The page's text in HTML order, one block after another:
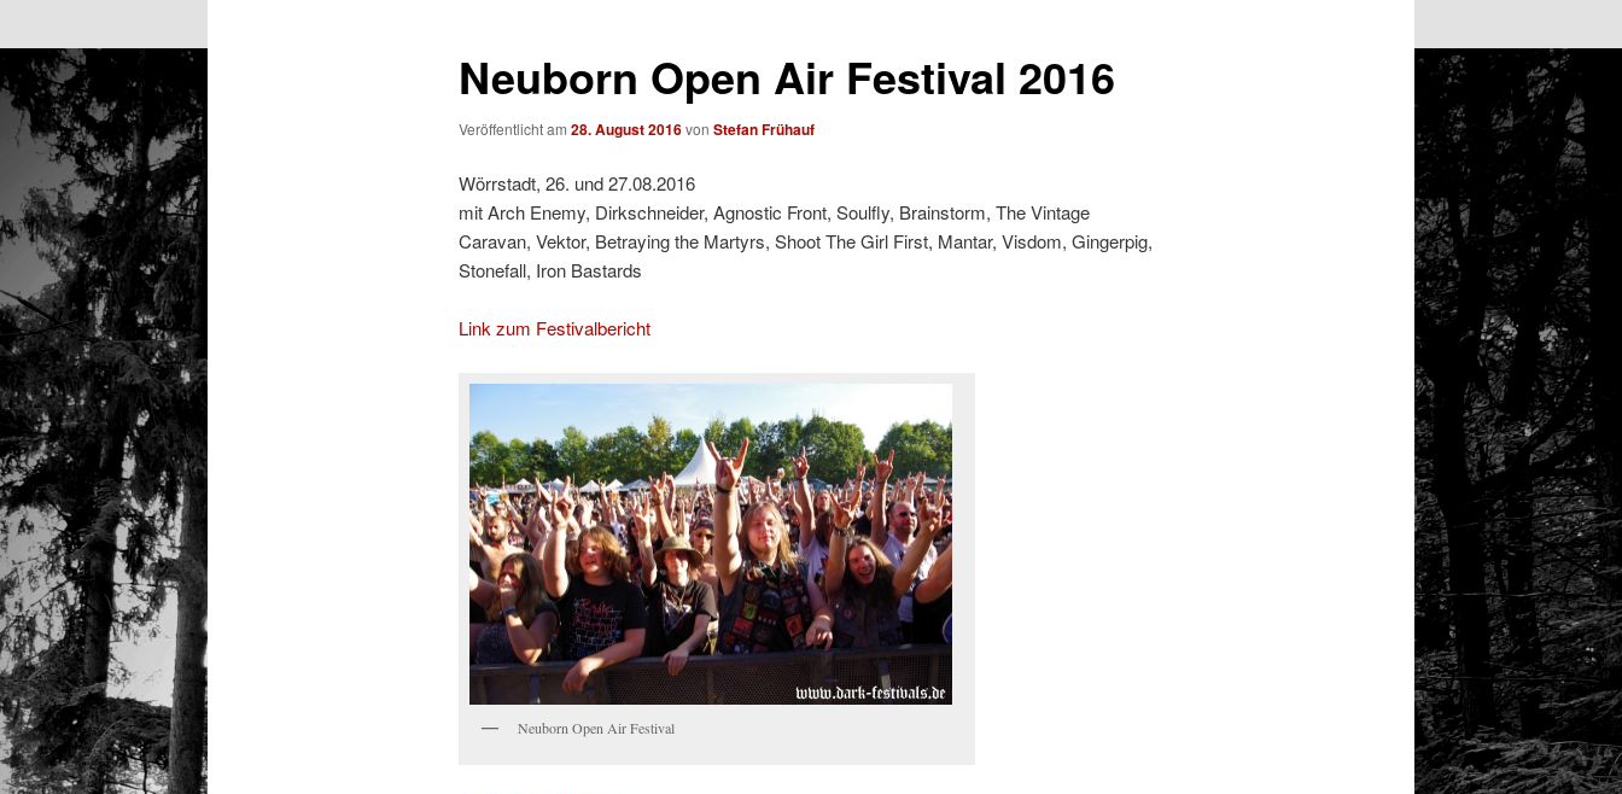
Neuborn Open Air Festival 2016
Veröffentlicht am 28. August 2016von Stefan Frühauf
Wörrstadt, 26. und 27.08.2016
mit Arch Enemy, Dirkschneider, Agnostic Front, Soulfly, Brainstorm, The Vintage
Caravan, Vektor, Betraying the Martyrs, Shoot The Girl First, Mantar, Visdom, Gingerpig,
Stonefall, Iron Bastards
Link zum Festivalbericht
Neuborn Open Air Festival